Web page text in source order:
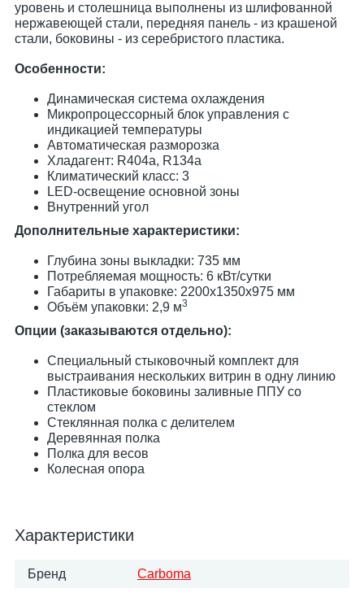
уровень и столешница выполнены из шлифованной
нержавеющей стали, передняя панель - из крашеной
стали, боковины - из серебристого пластика.
Особенности:
Динамическая система охлаждения
Микропроцессорный блок управления с
индикацией температуры
Автоматическая разморозка
Хладагент: R404a, R134a
Климатический класс: 3
LED-освещение основной зоны
Внутренний угол
Дополнительные характеристики:
Глубина зоны выкладки: 735 мм
Потребляемая мощность: 6 кВт/сутки
Габариты в упаковке: 2200х1350х975 мм
Объём упаковки: 2,9 м3
Опции (заказываются отдельно):
Специальный стыковочный комплект для
выстраивания нескольких витрин в одну линию
Пластиковые боковины заливные ППУ со
стеклом
Стеклянная полка с делителем
Деревянная полка
Полка для весов
Колесная опора
Характеристики
Бренд Carboma